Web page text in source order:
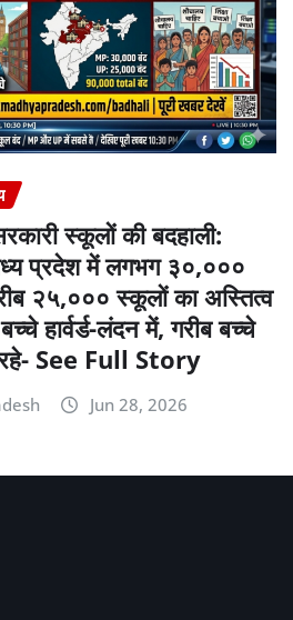
स्कूलों की बदहाली:
प्रदेश में लगभग ३०,०००
२५,००० स्कूलों का अस्तित्व
हार्वर्ड-लंदन में, गरीब बच्चे
रहे- See Full Story
Jun 28, 2026